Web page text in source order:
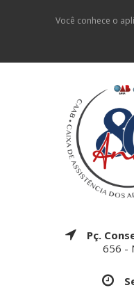
Você conhece o
Pç.
656 -